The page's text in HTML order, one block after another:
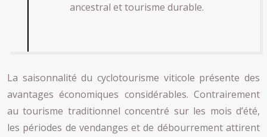
ancestral et tourisme durable.
La saisonnalité du cyclotourisme viticole présente des
avantages économiques considérables. Contrairement
au tourisme traditionnel concentré sur les mois d’été,
les périodes de vendanges et de débourrement attirent